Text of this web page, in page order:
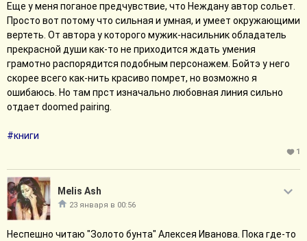
периодические страдания героя на тему.
То есть героиня мощная ведьма, но она
прям ничего не делала целых несколько
месяцев, в том числе, чтобы обезопасить себя.
Как арка персонажа это очень сомнительно. Как любовь всей
жизни ГГ там изначально было понятно, что тупик.
мечтал о счастливом будущем с женой, он
представлял, что у него будут дети, а Бойтэ бесплодна.
Нежданы мало и за неё обидно. Она умная, с характером, яркая
- и её потолок в этих реалиях быть чьей-то женой. Маруся -
типичная женщина в морозильнике. Признаться очень
забавляла неколебимая уверенность главгероя, что она его
вот прям любила. Типичный мужик тм. (Другой вопрос, что да,
Еще у меня поганое предчувствие, что Неждану автор сольет.
Просто вот потому что сильная и умная, и умеет окружающими
вертеть. От автора у которого мужик-насильник обладатель
прекрасной души как-то не приходится ждать умения
грамотно распорядится подобным персонажем. Бойтэ у него
скорее всего как-нить красиво помрет, но возможно я
ошибаюсь. Но там прст изначально любовная линия сильно
отдает doomed pairing.
#книги
1
Melis Ash
23 января в 00:56
Неспешно читаю "Золото бунта" Алексея Иванова. Пока где-то